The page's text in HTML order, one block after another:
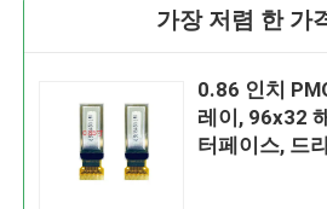
가장 저렴 한 가
0.86 인치
레이, 96x32
터페이스, 드